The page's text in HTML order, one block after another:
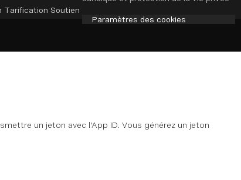
Tarification Soutien
Paramètres des cookies
un jeton avec l'App ID. Vous générez un jeton